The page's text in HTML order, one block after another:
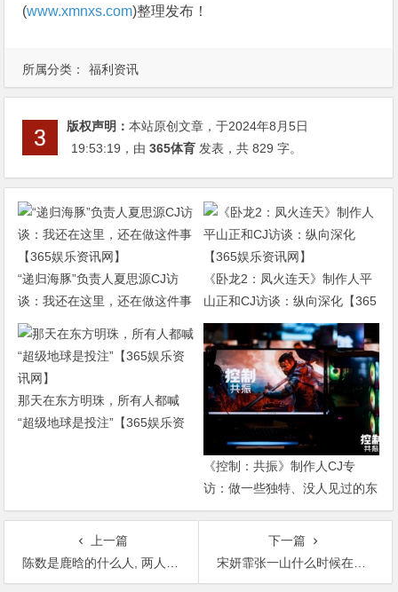
所属分类： 福利资讯
(www.xmnxs.com)整理发布！
版权声明：本站原创文章，于2024年8月5日
19:53:19 ，由365体育 发表，共 829 字。
“递归海豚”负责人夏思源CJ访
谈：我还在这里，还在做这件事
【365娱乐资讯网】
《卧龙2：凤火连天》制作人平
山正和CJ访谈：纵向深化【365
娱乐资讯网】
那天在东方明珠，所有人都喊
“超级地球是投注”【365娱乐资
《控制：共振》制作人CJ专
访：做一些独特、没人见过的东
西【365娱乐资讯网】
上一篇
陈数是鹿晗的什么人, 两人母子关系是怎么传出来的【365娱乐资讯网】
下一篇
宋妍霏张一山什么时候在一起的, 分手才承认恋情【365娱乐资讯网】